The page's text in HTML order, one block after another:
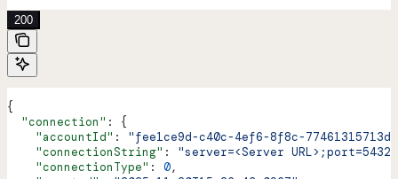
200
{
  "connection"
: {
    "accountId"
: "fee1ce9d-c40c-4ef6-8f8c-77461315713d"
    "connectionString"
: "server=<Server
    "connectionType"
: 0,